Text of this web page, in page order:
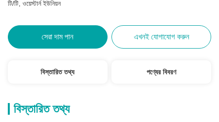
টি/টি, ওয়েস্টার্ন ইউনিয়ন
সেরা দাম পান এখনই যোগাযোগ করুন
বিস্তারিত তথ্য পণ্যের বিবরণ
বিস্তারিত তথ্য